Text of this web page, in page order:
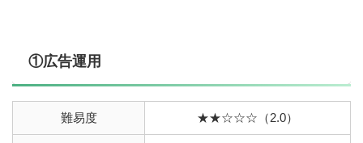
①広告運用
難易度 ★★☆☆☆（2.0）